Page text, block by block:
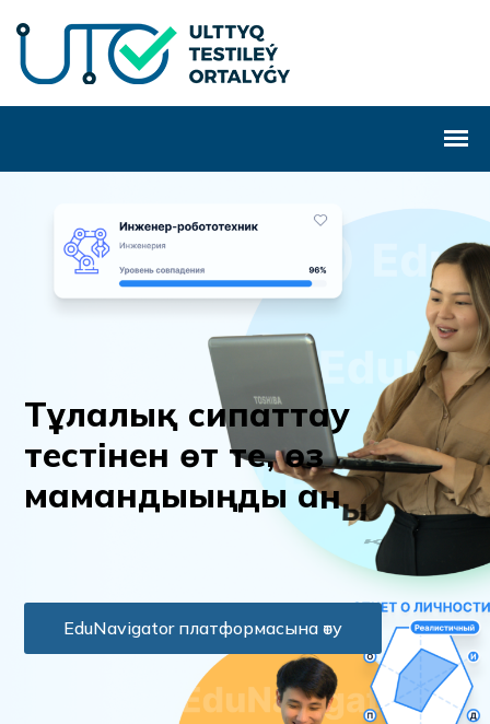
Тұлалық сипаттау
тестінен өт те, өз
мамандыыңды анықта
EduNavigator платформасына өту